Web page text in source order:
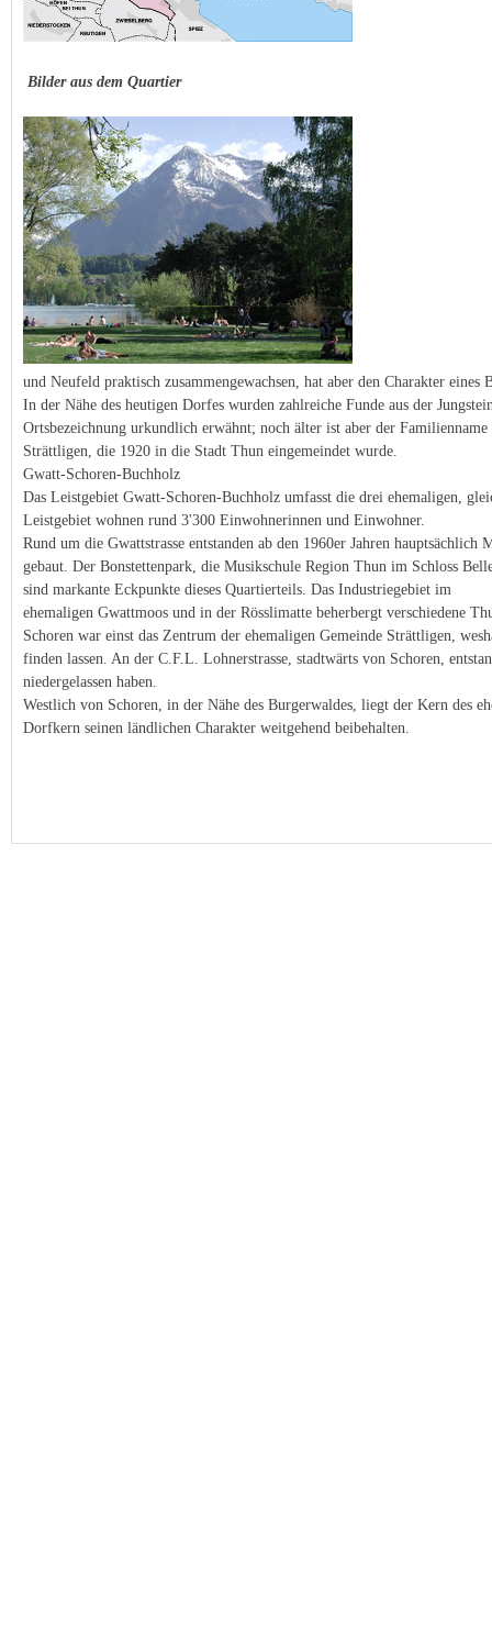
Bilder aus dem Quartier
und Neufeld praktisch zusammengewachsen, hat aber den Charakter eines
In der Nähe des heutigen Dorfes wurden zahlreiche Funde aus der
Ortsbezeichnung urkundlich erwähnt; noch älter ist aber der
Strättligen, die 1920 in die Stadt Thun eingemeindet wurde.
Gwatt-Schoren-Buchholz
Das Leistgebiet Gwatt-Schoren-Buchholz umfasst die drei ehemaligen,
Leistgebiet wohnen rund 3'300 Einwohnerinnen und Einwohner.
Rund um die Gwattstrasse entstanden ab den 1960er Jahren
gebaut. Der Bonstettenpark, die Musikschule Region Thun im Schloss
sind markante Eckpunkte dieses Quartierteils. Das Industriegebiet im
ehemaligen Gwattmoos und in der Rösslimatte beherbergt verschiedene
Schoren war einst das Zentrum der ehemaligen Gemeinde Strättligen,
finden lassen. An der C.F.L. Lohnerstrasse, stadtwärts von Schoren,
niedergelassen haben.
Westlich von Schoren, in der Nähe des Burgerwaldes, liegt der Kern des
Dorfkern seinen ländlichen Charakter weitgehend beibehalten.